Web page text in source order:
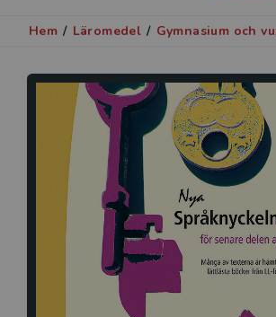
Hem / Läromedel / Gymnasium och